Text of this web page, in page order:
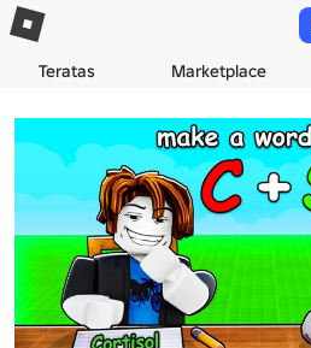
Teratas Marketplace